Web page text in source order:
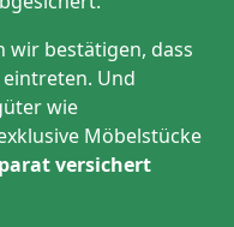
wir bestätigen, dass
Und
wie
Möbelstücke
versichert